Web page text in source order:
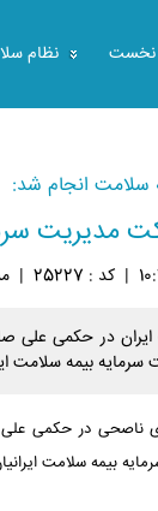
نظام
سلامت انجام شد:
مدیریت
| کد : 25227 |
در حکمی علی
بیمه سلامت
ناصحی در حکمی
بیمه سلامت